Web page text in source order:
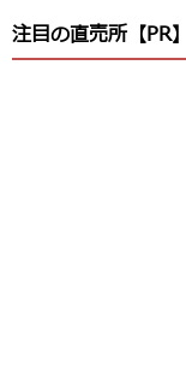
注目の直売所【PR】